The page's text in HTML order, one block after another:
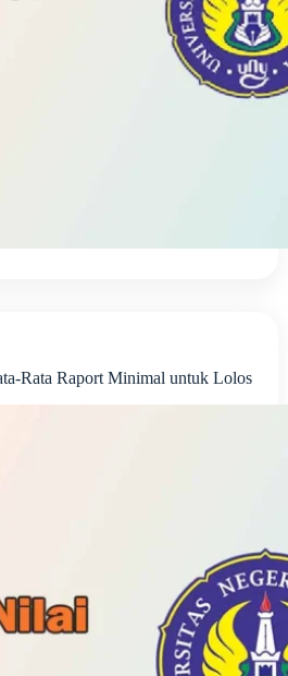
Rata Raport Minimal untuk Lolos